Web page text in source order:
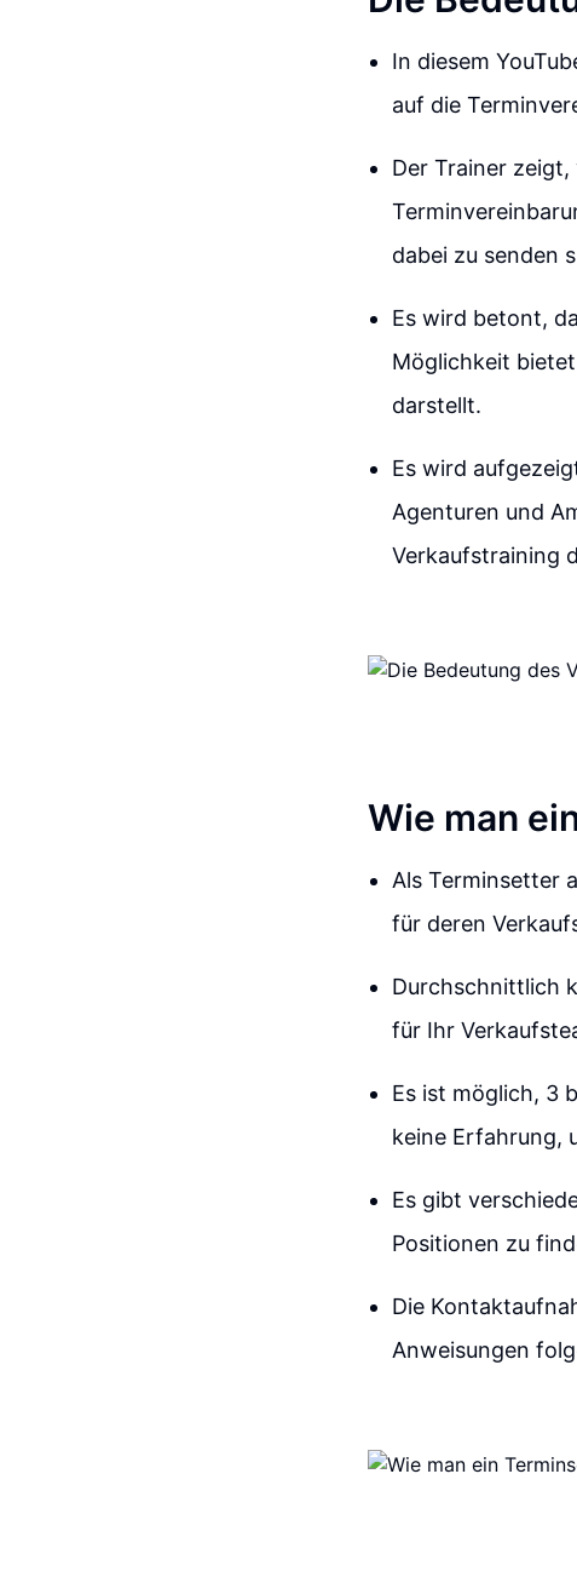
In diesem
auf die
Der Trainer
dabei zu senden
Es wird betont,
Möglichkeit
darstellt.
Es wird
Agenturen und
Verkaufstraining
Wie man
Als Terminsetter
für deren
Durchschnittlich
für Ihr
Es ist möglich, 3
keine Erfahrung,
Es gibt
Positionen zu
Die
Anweisungen